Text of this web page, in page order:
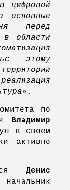
цифровой
основные
перед
области
этому
».
по
Владимир
в своем
активно
Денис